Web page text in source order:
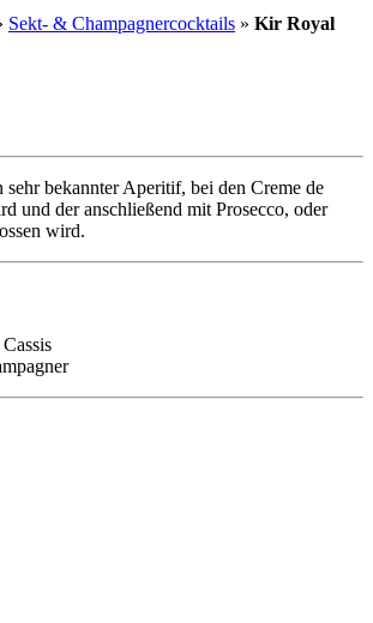
Sekt- & Champagnercocktails » Kir Royal
bekannter Aperitif, bei den Creme de
und der anschließend mit Prosecco, oder
wird.